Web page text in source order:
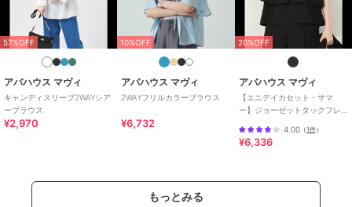
57%OFF
アバハウス マヴィ
キャンディスリーブ2WAYシア
ーブラウス
¥2,970
10%OFF
アバハウス マヴィ
2WAYフリルカラーブラウス
¥6,732
20%OFF
アバハウス マヴィ
【エニデイカセット・サマ
ー】ジョーゼットタックフレ
4.00（1件）
¥6,336
もっとみる